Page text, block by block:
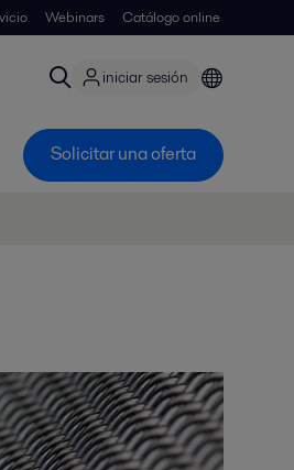
Webinars Catálogo online
iniciar sesión
Solicitar una oferta